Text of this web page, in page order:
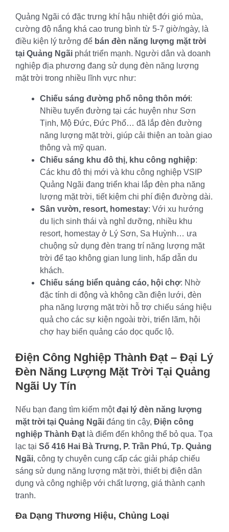
Quảng Ngãi có đặc trưng khí hậu nhiệt đới gió mùa,
cường độ nắng khá cao trung bình từ 5-7 giờ/ngày, là
điều kiện lý tưởng để bán đèn năng lượng mặt trời
tại Quảng Ngãi phát triển mạnh. Người dân và doanh
nghiệp địa phương đang sử dụng đèn năng lượng
mặt trời trong nhiều lĩnh vực như:
Chiếu sáng đường phố nông thôn mới:
Nhiều tuyến đường tại các huyện như Sơn
Tịnh, Mộ Đức, Đức Phổ… đã lắp đèn đường
năng lượng mặt trời, giúp cải thiện an toàn giao
thông và mỹ quan.
Chiếu sáng khu đô thị, khu công nghiệp:
Các khu đô thị mới và khu công nghiệp VSIP
Quảng Ngãi đang triển khai lắp đèn pha năng
lượng mặt trời, tiết kiệm chi phí điện đường dài.
Sân vườn, resort, homestay: Với xu hướng
du lịch sinh thái và nghỉ dưỡng, nhiều khu
resort, homestay ở Lý Sơn, Sa Huỳnh… ưa
chuộng sử dụng đèn trang trí năng lượng mặt
trời để tạo không gian lung linh, hấp dẫn du
khách.
Chiếu sáng biển quảng cáo, hội chợ: Nhờ
đặc tính di động và không cần điện lưới, đèn
pha năng lượng mặt trời hỗ trợ chiếu sáng hiệu
quả cho các sự kiện ngoài trời, triển lãm, hội
chợ hay biển quảng cáo dọc quốc lộ.
Điện Công Nghiệp Thành Đạt – Đại Lý
Đèn Năng Lượng Mặt Trời Tại Quảng
Ngãi Uy Tín
Nếu bạn đang tìm kiếm mộtđại lý đèn năng lượng
mặt trời tại Quảng Ngãi đáng tin cậy, Điện công
nghiệp Thành Đạt là điểm đến không thể bỏ qua. Tọa
lạc tại Số 416 Hai Bà Trưng, P. Trần Phú, Tp. Quảng
Ngãi, công ty chuyên cung cấp các giải pháp chiếu
sáng sử dụng năng lượng mặt trời, thiết bị điện dân
dụng và công nghiệp với chất lượng, giá thành cạnh
tranh.
Đa Dạng Thương Hiệu, Chủng Loại